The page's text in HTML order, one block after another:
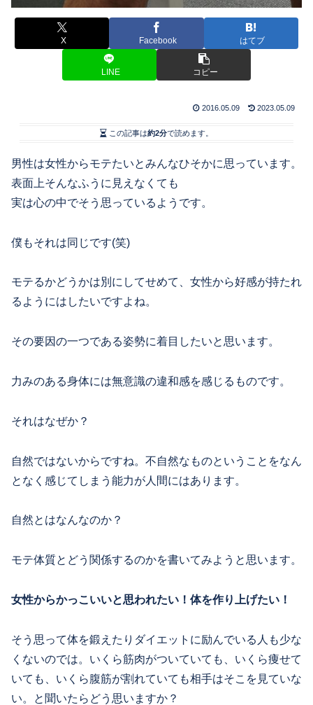
X Facebook はてブ
LINE コピー
2016.05.09 2023.05.09
この記事は約2分で読めます。
男性は女性からモテたいとみんなひそかに思っています。
表面上そんなふうに見えなくても
実は心の中でそう思っているようです。
僕もそれは同じです(笑)
モテるかどうかは別にしてせめて、女性から好感が持たれ
るようにはしたいですよね。
その要因の一つである姿勢に着目したいと思います。
力みのある身体には無意識の違和感を感じるものです。
それはなぜか？
自然ではないからですね。不自然なものということをなん
となく感じてしまう能力が人間にはあります。
自然とはなんなのか？
モテ体質とどう関係するのかを書いてみようと思います。
女性からかっこいいと思われたい！ 体を作り上げたい！
そう思って体を鍛えたりダイエットに励んでいる人も少な
くないのでは。いくら筋肉がついていても、いくら痩せて
いても、いくら腹筋が割れていても相手はそこを見ていな
い。と聞いたらどう思いますか？